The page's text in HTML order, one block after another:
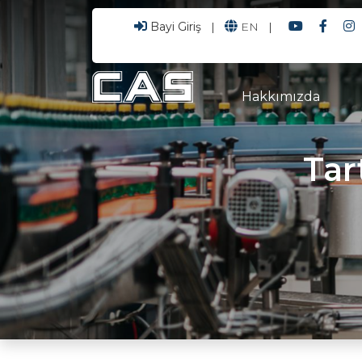
Bayi Giriş | EN |
Hakkımızda
CEO'dan Mesaj
Kurumsal Kimlik
Kalite Politikamız
Sertifikalarımız
Banka Bilgilerimiz